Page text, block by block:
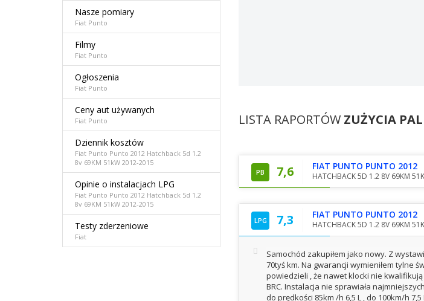
LISTA RAPORTÓW ZUŻYCIA
PB 7,6 FIAT PUNTO PUNTO 2012
HATCHBACK 5D 1.2 8V 69KM
LPG 7,3 FIAT PUNTO PUNTO 2012
HATCHBACK 5D 1.2 8V 69KM
Samochód zakupiłem jako nowy. Z
70tyś km. Na gwarancji wymieniłem tylne
powiedzieli , że nawet klocki nie
BRC. Instalacja nie sprawiała
do prędkości 85km /h 6,5 L , do 100km/h
Nasze pomiary
Fiat Punto
Filmy
Fiat Punto
Ogłoszenia
Fiat Punto
Ceny aut używanych
Fiat Punto
Dziennik kosztów
Fiat Punto Punto 2012 Hatchback 5d 1.2
8v 69KM 51kW 2012-2015
Opinie o instalacjach LPG
Fiat Punto Punto 2012 Hatchback 5d 1.2
8v 69KM 51kW 2012-2015
Testy zderzeniowe
Fiat